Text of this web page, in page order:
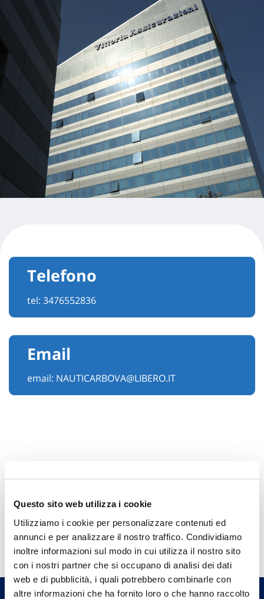
Questo sito web utilizza i cookie
Utilizziamo i cookie per personalizzare contenuti ed
annunci e per analizzare il nostro traffico. Condividiamo
inoltre informazioni sul modo in cui utilizza il nostro sito
con i nostri partner che si occupano di analisi dei dati
web e di pubblicità, i quali potrebbero combinarle con
altre informazioni che ha fornito loro o che hanno raccolto
Telefono
tel: 3476552836
Email
email: NAUTICARBOVA@LIBERO.IT
Hai bisogno di
informazioni?
Trova l'Agenzia più vicina a te e parla con
un nostro Agente.